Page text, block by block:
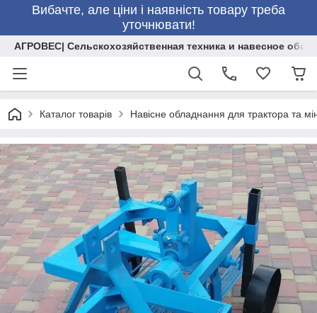
Вибачте, але ціни і наявність товару треба
уточнювати!
АГРОВЕС| Сельскохозяйственная техника и навесное
Каталог товарів Навісне обладнання для трактора та